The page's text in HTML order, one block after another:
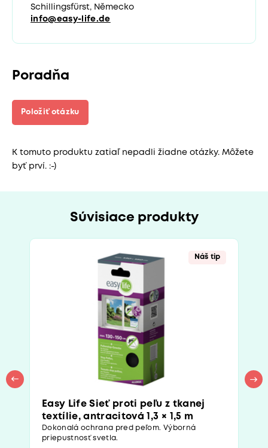
Schillingsfürst, Německo
info@easy-life.de
Poradňa
Položiť otázku
K tomuto produktu zatiaľ nepadli žiadne otázky. Môžete
byť prví. :-)
Súvisiace produkty
Náš tip
Easy Life Sieť proti peľu z tkanej
textílie, antracitová 1,3 × 1,5 m
Dokonalá ochrana pred peľom. Výborná
priepustnosť svetla.